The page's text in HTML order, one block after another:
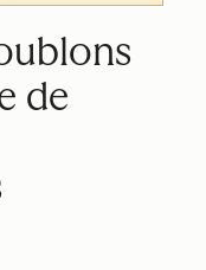
de